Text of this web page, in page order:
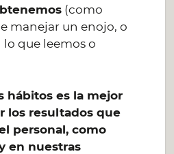
(como
manejar un enojo, o
que leemos o
hábitos es la mejor
los resultados que
personal, como
en nuestras